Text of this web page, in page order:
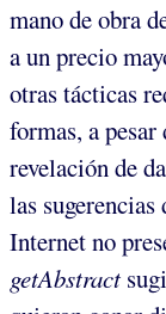
mano de obra
a un precio
otras tácticas
formas, a
revelación de
las
Internet no
getAbstract